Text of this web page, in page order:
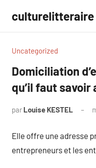
contenu
culturelitteraire
Uncategorized
Domiciliation
qu’il faut savoir
par Louise KESTEL
Elle offre une adresse
entrepreneurs et les